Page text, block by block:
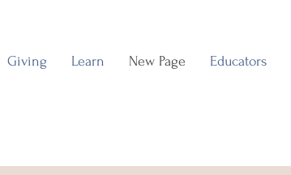
Giving Learn New Page Educators